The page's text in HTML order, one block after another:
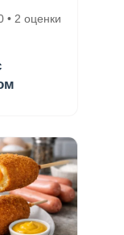
• 2 оценки